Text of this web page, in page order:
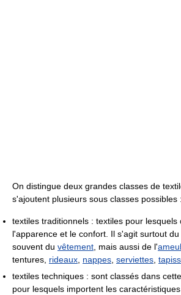
On distingue deux grandes classes de
s'ajoutent plusieurs sous classes possibles :
textiles traditionnels : textiles pour
l'apparence et le confort. Il s'agit surtout
souvent du vêtement , mais aussi de l'
tentures, rideaux nappes serviettes
textiles techniques : sont classés dans
pour lesquels importent les caractéristiques